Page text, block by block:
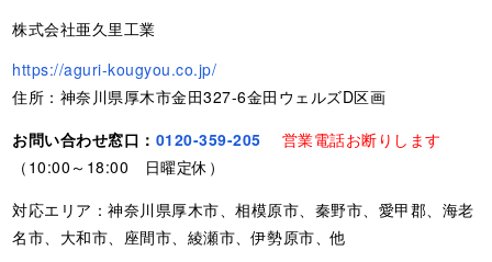
株式会社亜久里工業
https://aguri-kougyou.co.jp/
住所：神奈川県厚木市金田327-6金田ウェルズD区画
お問い合わせ窓口： 0120-359-205
営業電話お断りします
（10:00～18:00 日曜定休）
対応エリア：神奈川県厚木市、相模原市、秦野市、愛甲郡、海老
名市、大和市、座間市、綾瀬市、伊勢原市、他